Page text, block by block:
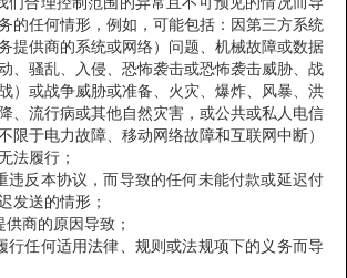
的任何情形，例如，可能包括：因第三方系统
提供商的系统或网络）问题、机械故障或数据
、骚乱、入侵、恐怖袭击或恐怖袭击威胁、战
）或战争威胁或准备、火灾、爆炸、风暴、洪
、流行病或其他自然灾害，或公共或私人电信
限于电力故障、移动网络故障和互联网中断）
法履行；
反本协议，而导致的任何未能付款或延迟付
发送的情形；
商的原因导致；
任何适用法律、规则或法规项下的义务而导